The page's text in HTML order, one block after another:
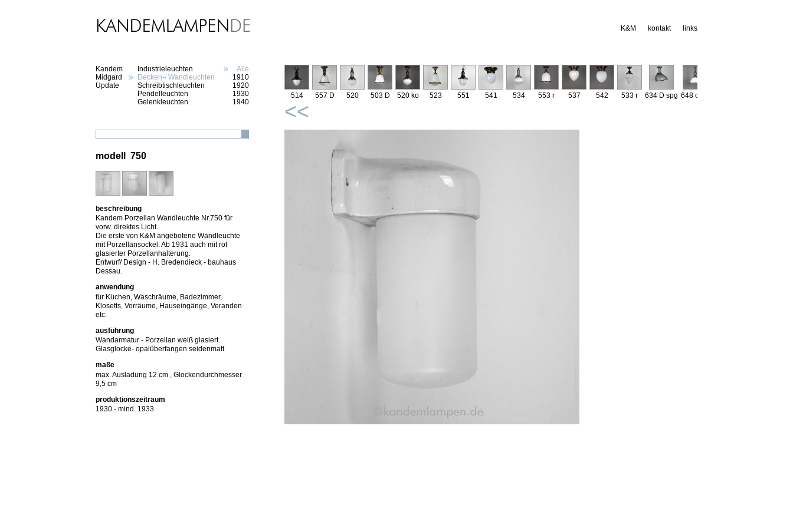
K&M kontakt links
Kandem
Midgard
Update
Industrieleuchten
Decken-/ Wandleuchten
Schreibtischleuchten
Pendelleuchten
Gelenkleuchten
Alle
1910
1920
1930
1940
modell 750
beschreibung
Kandem Porzellan Wandleuchte Nr.750 für
vorw. direktes Licht.
Die erste von K&M angebotene Wandleuchte
mit Porzellansockel. Ab 1931 auch mit rot
glasierter Porzellanhalterung.
Entwurf/ Design - H. Bredendieck - bauhaus
Dessau.
anwendung
für Küchen, Waschräume, Badezimmer,
Klosetts, Vorräume, Hauseingänge, Veranden
etc.
ausführung
Wandarmatur - Porzellan weiß glasiert.
Glasglocke- opalüberfangen seidenmatt
maße
max. Ausladung 12 cm , Glockendurchmesser
9,5 cm
produktionszeitraum
1930 - mind. 1933
514 557 D 520 503 D 520 ko 523 551 541 534 553 r 537 542 533 r 634 D spg 648 opal
<<